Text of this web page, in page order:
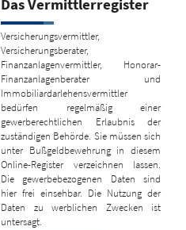
Das Vermittlerregister
Versicherungsvermittler,
Versicherungsberater,
Finanzanlagenvermittler, Honorar-
Finanzanlagenberater und
Immobiliardarlehensvermittler
bedürfen regelmäßig einer
gewerberechtlichen Erlaubnis der
zuständigen Behörde. Sie müssen sich
unter Bußgeldbewehrung in diesem
Online-Register verzeichnen lassen.
Die gewerbebezogenen Daten sind
hier frei einsehbar. Die Nutzung der
Daten zu werblichen Zwecken ist
untersagt.